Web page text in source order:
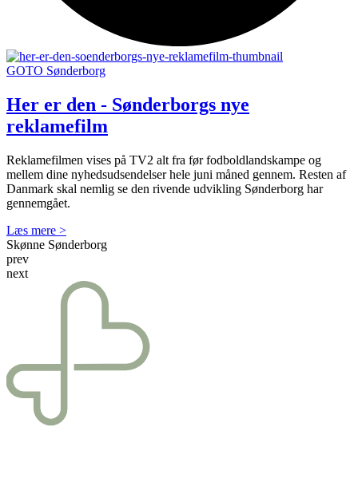
GOTO Sønderborg
Her er den - Sønderborgs nye
reklamefilm
Reklamefilmen vises på TV2 alt fra før fodboldlandskampe og
mellem dine nyhedsudsendelser hele juni måned gennem. Resten af
Danmark skal nemlig se den rivende udvikling Sønderborg har
gennemgået.
Læs mere >
Skønne Sønderborg
prev
next